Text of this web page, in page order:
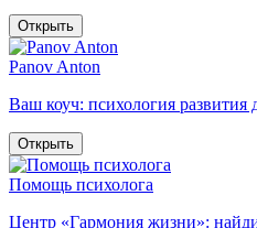
Открыть
Panov Anton
Ваш коуч: психология развития
Открыть
Помощь психолога
Центр «Гармония жизни»: